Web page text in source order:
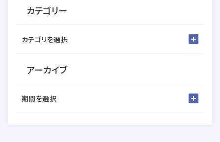
カテゴリー
カテゴリを選択
アーカイブ
期間を選択